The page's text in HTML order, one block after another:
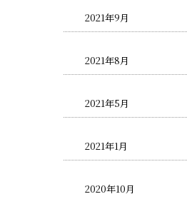
2021年9月
2021年8月
2021年5月
2021年1月
2020年10月